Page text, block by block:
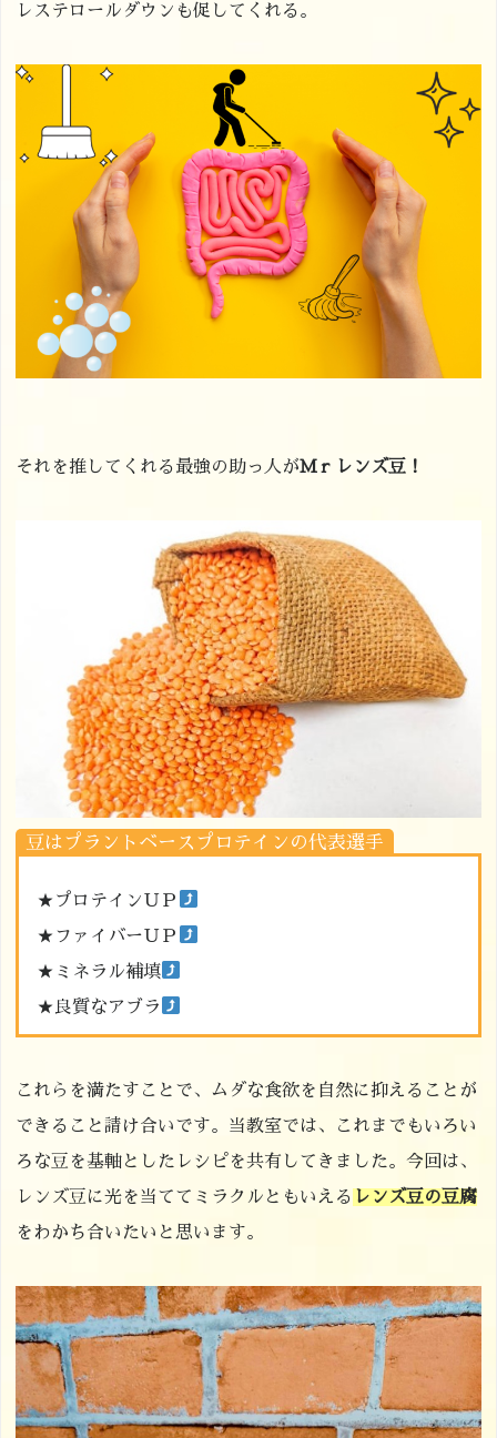
レステロールダウンも促してくれる。
それを推してくれる最強の助っ人がＭｒレンズ豆！
豆はプラントベースプロテインの代表選手
★プロテインＵＰ
★ファイバーＵＰ
★ミネラル補填
★良質なアブラ
これらを満たすことで、ムダな食欲を自然に抑えることが
できること請け合いです。当教室では、これまでもいろい
ろな豆を基軸としたレシピを共有してきました。今回は、
レンズ豆に光を当ててミラクルともいえる レンズ豆の豆腐
をわかち合いたいと思います。